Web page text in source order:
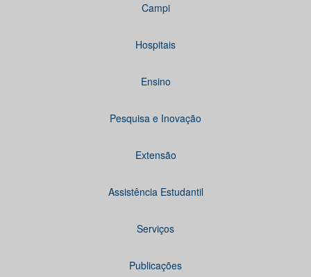
Campi
Hospitais
Ensino
Pesquisa e Inovação
Extensão
Assistência Estudantil
Serviços
Publicações